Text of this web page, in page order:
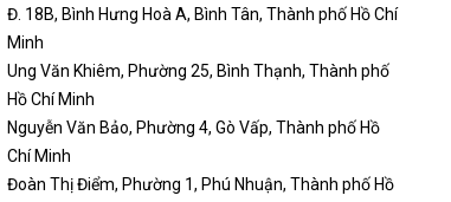
Đ. 18B, Bình Hưng Hoà A, Bình Tân, Thành phố Hồ Chí
Minh
Ung Văn Khiêm, Phường 25, Bình Thạnh, Thành phố
Hồ Chí Minh
Nguyễn Văn Bảo, Phường 4, Gò Vấp, Thành phố Hồ
Chí Minh
Đoàn Thị Điểm, Phường 1, Phú Nhuận, Thành phố Hồ